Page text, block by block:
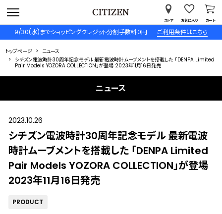
9/30(水)までショッピングクレジット分割手数料０円 ご利用条件はこちら
ストア お気に入り カート
トップページ
ニュース
シチズン電波時計30周年記念モデル 最新電波時計ムーブメントを搭載した 「DENPA Limited
Pair Models YOZORA COLLECTION」が登場 2023年11月16日発売
ニュース
2023.10.26
シチズン電波時計30周年記念モデル 最新電波
時計ムーブメントを搭載した 「DENPA Limited
Pair Models YOZORA COLLECTION」が登場
2023年11月16日発売
PRODUCT